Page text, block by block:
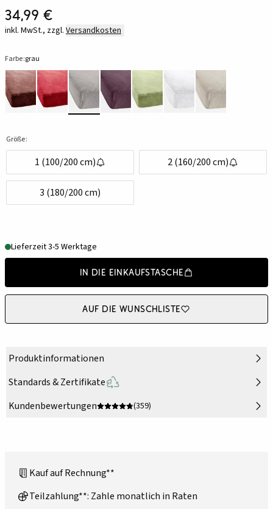
34,99 €
inkl. MwSt., zzgl. Versandkosten
Farbe:grau
Größe:
1 (100/200 cm) 2 (160/200 cm)
3 (180/200 cm)
Lieferzeit 3-5 Werktage
In die Einkaufstasche
Auf die Wunschliste
Produktinformationen
Standards & Zertifikate
Kundenbewertungen
(359)
Kauf auf Rechnung**
Teilzahlung**: Zahle monatlich in Raten